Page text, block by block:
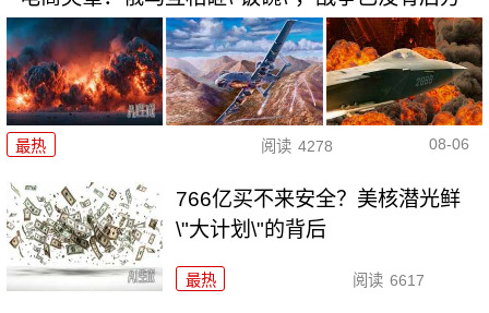
最热 阅读 4278 08-06
766亿买不来安全？美核潜光鲜
\"大计划\"的背后
最热 阅读 6617